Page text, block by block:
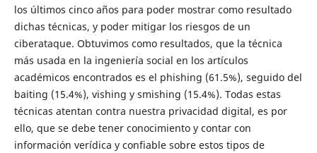
los últimos cinco años para poder mostrar como resultado
dichas técnicas, y poder mitigar los riesgos de un
ciberataque. Obtuvimos como resultados, que la técnica
más usada en la ingeniería social en los artículos
académicos encontrados es el phishing (61.5%), seguido del
baiting (15.4%), vishing y smishing (15.4%). Todas estas
técnicas atentan contra nuestra privacidad digital, es por
ello, que se debe tener conocimiento y contar con
información verídica y confiable sobre estos tipos de